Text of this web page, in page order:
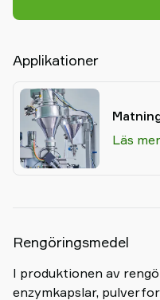
Applikationer
Läs mer
Rengöringsmedel
I produktionen av
enzymkapslar,